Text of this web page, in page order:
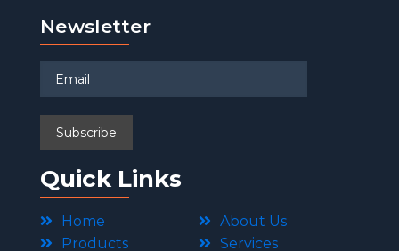
Newsletter
Quick Links
Home
About Us
Products
Services